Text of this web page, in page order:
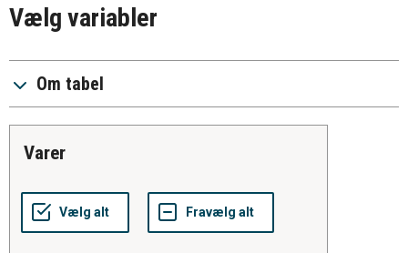
Vælg variabler
Om tabel
varer